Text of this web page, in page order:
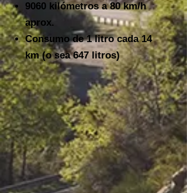
9060 kilómetros a 80 km/h
aprox.
Consumo de 1 litro cada 14
km (o sea 647 litros)